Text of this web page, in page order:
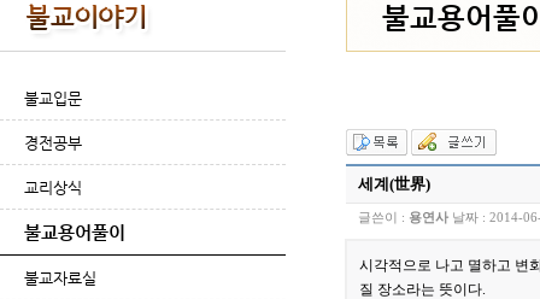
불교입문
경전공부
교리상식
불교용어풀이
불교자료실
불교용어풀
세계(世界)
글쓴이 : 용연사 날짜 : 2014-
시각적으로 나고 멸하고 변
질 장소라는 뜻이다.